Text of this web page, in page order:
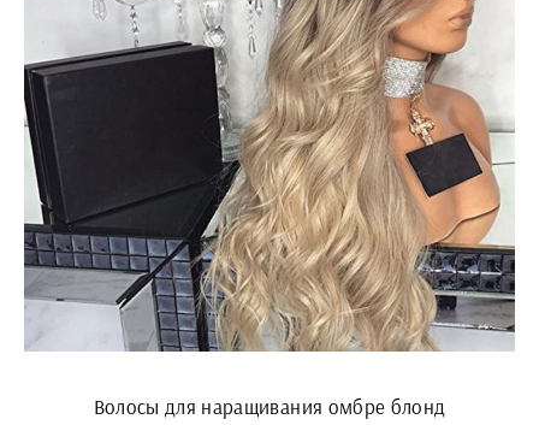
Волосы для наращивания омбре блонд